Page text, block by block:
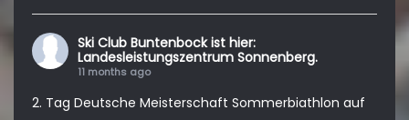
Ski Club Buntenbock ist hier:
Landesleistungszentrum Sonnenberg.
11 months ago
2. Tag Deutsche Meisterschaft Sommerbiathlon auf